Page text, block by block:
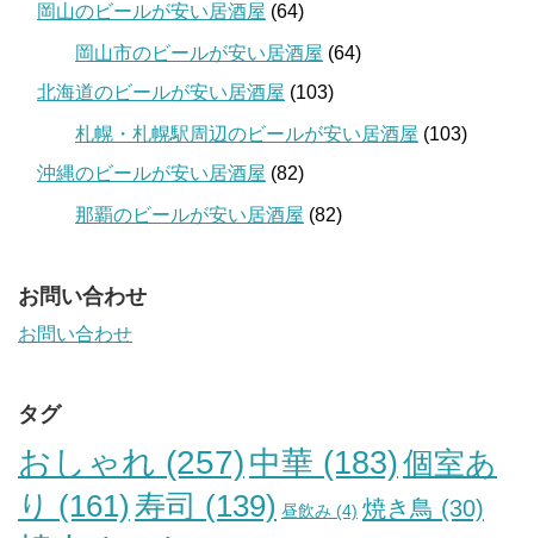
岡山のビールが安い居酒屋 (64)
岡山市のビールが安い居酒屋 (64)
北海道のビールが安い居酒屋 (103)
札幌・札幌駅周辺のビールが安い居酒屋 (103)
沖縄のビールが安い居酒屋 (82)
那覇のビールが安い居酒屋 (82)
お問い合わせ
お問い合わせ
タグ
おしゃれ (257) 中華 (183)個室あ
り (161) 寿司 (139) 昼飲み (4) 焼き鳥 (30)